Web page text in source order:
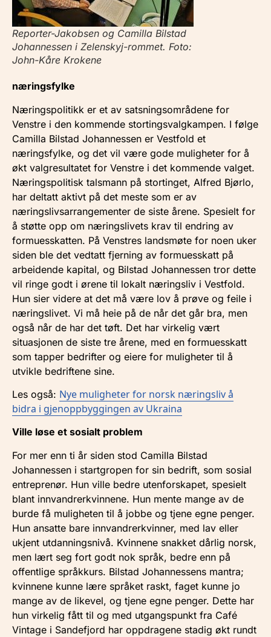
Reporter-Jakobsen og Camilla Bilstad
Johannessen i Zelenskyj-rommet. Foto:
John-Kåre Krokene
næringsfylke
Næringspolitikk er et av satsningsområdene for
Venstre i den kommende stortingsvalgkampen. I følge
Camilla Bilstad Johannessen er Vestfold et
næringsfylke, og det vil være gode muligheter for å
økt valgresultatet for Venstre i det kommende valget.
Næringspolitisk talsmann på stortinget, Alfred Bjørlo,
har deltatt aktivt på det meste som er av
næringslivsarrangementer de siste årene. Spesielt for
å støtte opp om næringslivets krav til endring av
formuesskatten. På Venstres landsmøte for noen uker
siden ble det vedtatt fjerning av formuesskatt på
arbeidende kapital, og Bilstad Johannessen tror dette
vil ringe godt i ørene til lokalt næringsliv i Vestfold.
Hun sier videre at det må være lov å prøve og feile i
næringslivet. Vi må heie på de når det går bra, men
også når de har det tøft. Det har virkelig vært
situasjonen de siste tre årene, med en formuesskatt
som tapper bedrifter og eiere for muligheter til å
utvikle bedriftene sine.
Les også: Nye muligheter for norsk næringsliv å
bidra i gjenoppbyggingen av Ukraina
Ville løse et sosialt problem
For mer enn ti år siden stod Camilla Bilstad
Johannessen i startgropen for sin bedrift, som sosial
entreprenør. Hun ville bedre utenforskapet, spesielt
blant innvandrerkvinnene. Hun mente mange av de
burde få muligheten til å jobbe og tjene egne penger.
Hun ansatte bare innvandrerkvinner, med lav eller
ukjent utdanningsnivå. Kvinnene snakket dårlig norsk,
men lært seg fort godt nok språk, bedre enn på
offentlige språkkurs. Bilstad Johannessens mantra;
kvinnene kunne lære språket raskt, faget kunne jo
mange av de likevel, og tjene egne penger. Dette har
hun virkelig fått til og med utgangspunkt fra Café
Vintage i Sandefjord har oppdragene stadig økt rundt